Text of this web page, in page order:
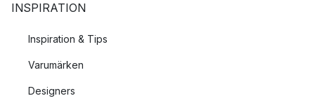
INSPIRATION
Inspiration & Tips
Varumärken
Designers